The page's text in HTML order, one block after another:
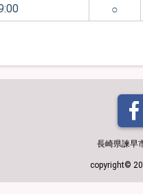
○
長崎県諫早
copyright©